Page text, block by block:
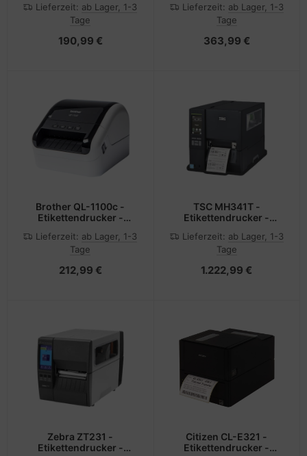
Lieferzeit: ab Lager, 1-3
Tage
190,99 €
USB -
Etiketten-/Labeldrucker
Etiketten-/Labeldrucker
Lieferzeit: ab Lager, 1-3
Tage
363,99 €
Brother QL-1100c -
Etikettendrucker -
(10,36 cm)
Lieferzeit: ab Lager, 1-3
Tage
212,99 €
TSC MH341T -
Etikettendrucker -
Thermotransfer - Rolle
(11,4 cm)
Lieferzeit: ab Lager, 1-3
Tage
1.222,99 €
Zebra ZT231 -
Etikettendrucker -
Citizen CL-E321 -
Etikettendrucker -